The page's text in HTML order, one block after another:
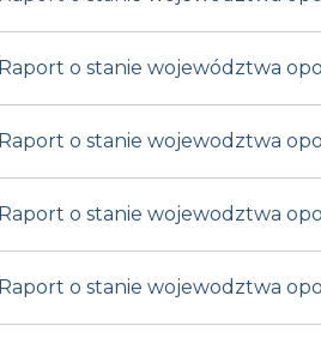
Raport o stanie województwa
Raport o stanie wojewodztwa
Raport o stanie wojewodztwa
Raport o stanie wojewodztwa